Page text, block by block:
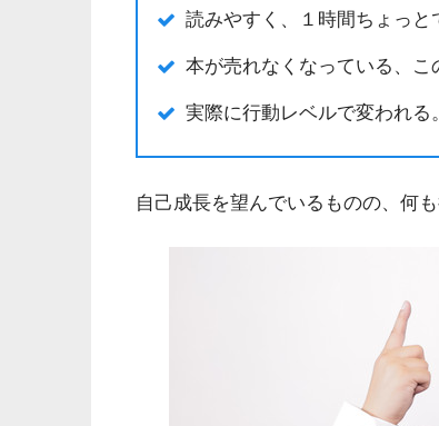
読みやすく、１時間ちょっと
本が売れなくなっている、こ
実際に行動レベルで変われる。
自己成長を望んでいるものの、何